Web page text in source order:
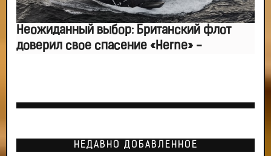
Неожиданный выбор: Британский флот
доверил свое спасение «Herne» -
НЕДАВНО ДОБАВЛЕННОЕ